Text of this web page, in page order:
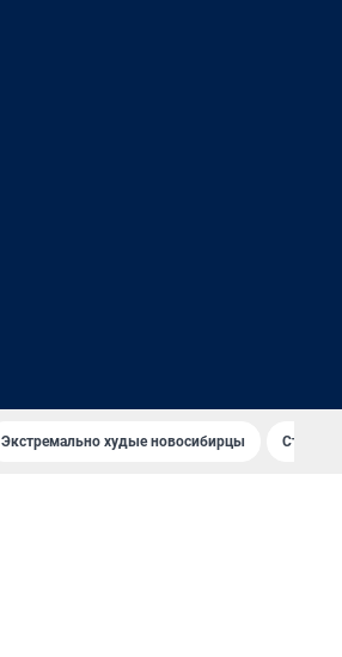
Экстремально худые новосибирцы Старт